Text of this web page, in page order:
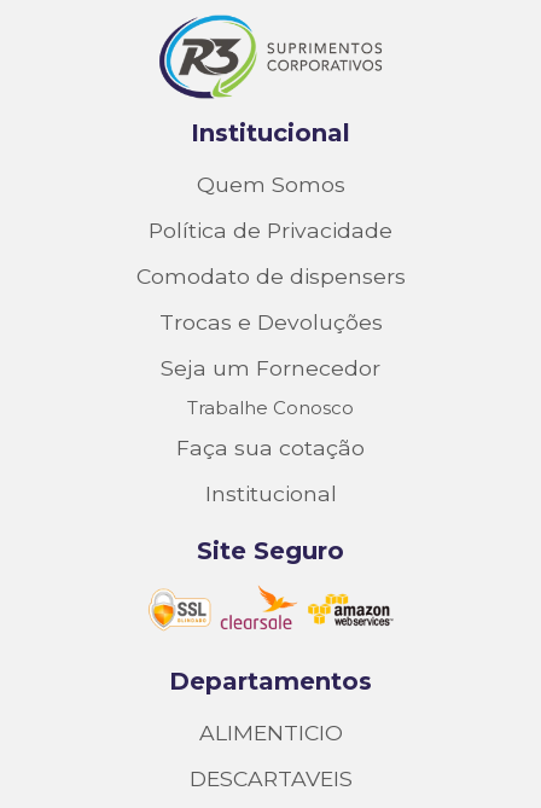
Institucional
Quem Somos
Política de Privacidade
Comodato de dispensers
Trocas e Devoluções
Seja um Fornecedor
Trabalhe Conosco
Faça sua cotação
Institucional
Site Seguro
Departamentos
ALIMENTICIO
DESCARTAVEIS